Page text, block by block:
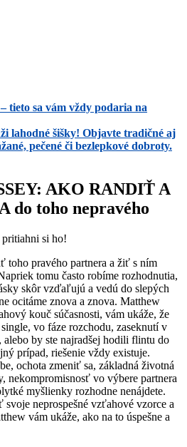
tieto sa vám vždy podaria na
lahodné šišky! Objavte tradičné aj
pečené či bezlepkové dobroty.
AKO RANDIŤ A
do toho nepravého
si ho!
toho pravého partnera a žiť s ním
tomu často robíme rozhodnutia,
skôr vzďaľujú a vedú do slepých
ocitáme znova a znova. Matthew
kouč súčasnosti, vám ukáže, že
vo fáze rozchodu, zaseknutí v
by ste najradšej hodili flintu do
prípad, riešenie vždy existuje.
ochota zmeniť sa, základná životná
nekompromisnosť vo výbere partnera
myšlienky rozhodne nenájdete.
neprospešné vzťahové vzorce a
vám ukáže, ako na to úspešne a